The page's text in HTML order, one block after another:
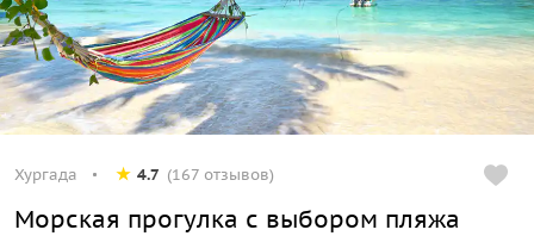
Хургада 4.7 (167 отзывов)
Морская прогулка с выбором пляжа